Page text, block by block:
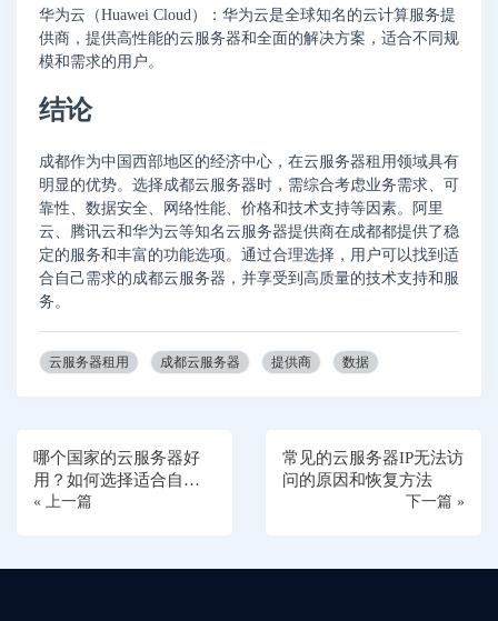
华为云（Huawei Cloud）：华为云是全球知名的云计算服务提
供商，提供高性能的云服务器和全面的解决方案，适合不同规
模和需求的用户。
结论
成都作为中国西部地区的经济中心，在云服务器租用领域具有
明显的优势。选择成都云服务器时，需综合考虑业务需求、可
靠性、数据安全、网络性能、价格和技术支持等因素。阿里
云、腾讯云和华为云等知名云服务器提供商在成都都提供了稳
定的服务和丰富的功能选项。通过合理选择，用户可以找到适
合自己需求的成都云服务器，并享受到高质量的技术支持和服
务。
云服务器租用 成都云服务器 提供商 数据
哪个国家的云服务器好
用？如何选择适合自己
的云服务器
« 上一篇
常见的云服务器IP无法访
问的原因和恢复方法
下一篇 »